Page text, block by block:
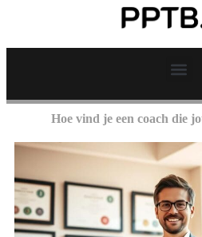
Hoe vind je een coach die